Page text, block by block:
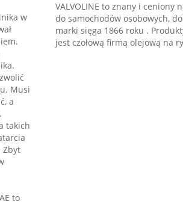
w
Musi
a
takich
Zbyt
to
VALVOLINE to znany i ceniony
do samochodów osobowych,
marki sięga 1866 roku .
jest czołową firmą olejową na